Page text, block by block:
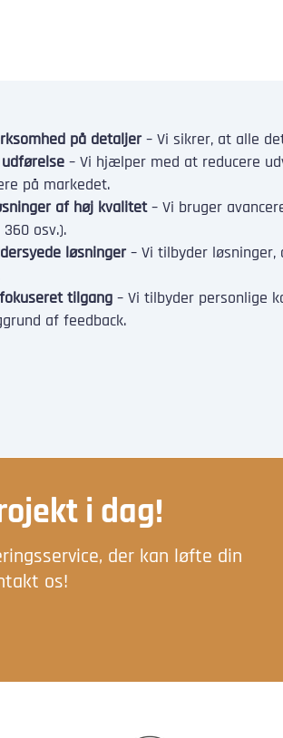
på detaljer– Vi sikrer, at alle
– Vi hjælper med at reducere
på markedet.
af høj kvalitet– Vi bruger
360 osv.).
løsninger– Vi tilbyder
tilgang – Vi tilbyder personlige
af feedback.
i dag!
der kan løfte din
os!